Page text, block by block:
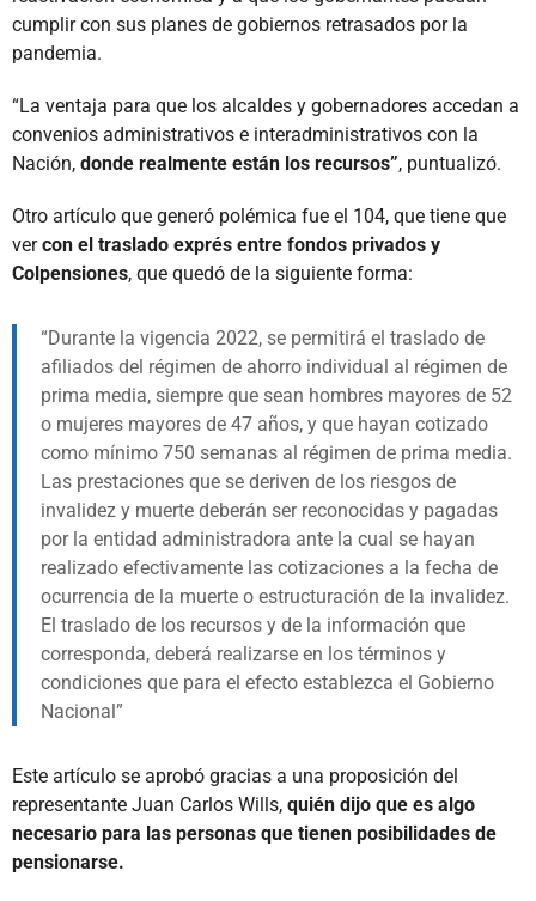
cumplir con sus planes de gobiernos retrasados por la
pandemia.
“La ventaja para que los alcaldes y gobernadores accedan a
convenios administrativos e interadministrativos con la
Nación, donde realmente están los recursos”, puntualizó.
Otro artículo que generó polémica fue el 104, que tiene que
vercon el traslado exprés entre fondos privados y
Colpensiones, que quedó de la siguiente forma:
Durante la vigencia 2022, se permitirá el traslado de
afiliados del régimen de ahorro individual al régimen de
prima media, siempre que sean hombres mayores de 52
o mujeres mayores de 47 años, y que hayan cotizado
como mínimo 750 semanas al régimen de prima media.
Las prestaciones que se deriven de los riesgos de
invalidez y muerte deberán ser reconocidas y pagadas
por la entidad administradora ante la cual se hayan
realizado efectivamente las cotizaciones a la fecha de
ocurrencia de la muerte o estructuración de la invalidez.
El traslado de los recursos y de la información que
corresponda, deberá realizarse en los términos y
condiciones que para el efecto establezca el Gobierno
Nacional
Este artículo se aprobó gracias a una proposición del
representante Juan Carlos Wills, quién dijo que es algo
necesario para las personas que tienen posibilidades de
pensionarse.